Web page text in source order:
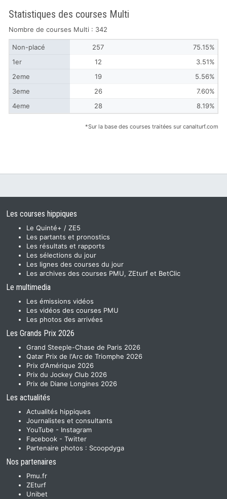
Statistiques des courses Multi
Nombre de courses Multi : 342
Non-placé 257
75.15%
1er
12
3.51%
2eme
19
5.56%
3eme
26
7.60%
4eme
28 8.19%
*Sur la base des courses traitées sur canalturf.com
Les courses hippiques
Le Quinté+ / ZE5
Les partants et pronostics
Les résultats et rapports
Les sélections du jour
Les lignes des courses du jour
Les archives des courses PMU, ZEturf et BetClic
Le multimedia
Les émissions vidéos
Les vidéos des courses PMU
Les photos des arrivées
Les Grands Prix 2026
Grand Steeple-Chase de Paris 2026
Qatar Prix de l'Arc de Triomphe 2026
Prix d'Amérique 2026
Prix du Jockey Club 2026
Prix de Diane Longines 2026
Les actualités
Actualités hippiques
Journalistes et consultants
YouTube - Instagram
Facebook - Twitter
Partenaire photos : Scoopdyga
Nos partenaires
Pmu.fr
ZEturf
Unibet